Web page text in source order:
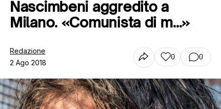
Tutti gli articoli
Chi siamo
Contatti
Nascimbeni aggredito a
Milano. «Comunista di m…»
Redazione
2 Ago 2018
0 0